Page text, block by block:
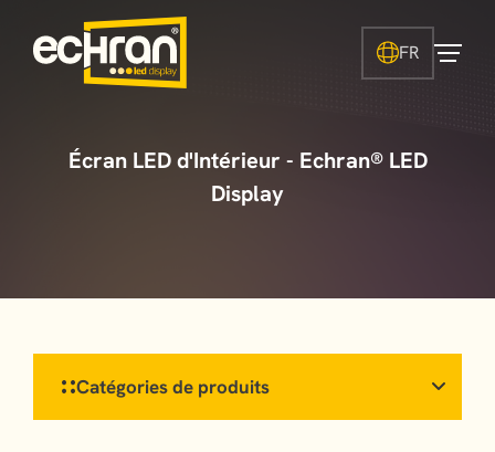
FR
Écran LED d'Intérieur - Echran® LED
Display
Catégories de produits